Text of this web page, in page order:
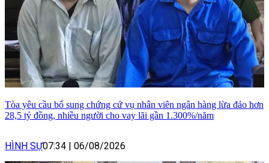
Tòa yêu cầu bổ sung chứng cứ vụ nhân viên ngân hàng lừa đảo hơn
28,5 tỷ đồng, nhiều người cho vay lãi gần 1.300%/năm
HÌNH SỰ07:34 | 06/08/2026